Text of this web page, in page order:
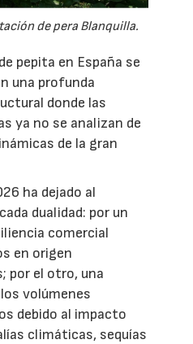
de pera Blanquilla.
pepita en España se
una profunda
donde las
ya no se analizan de
de la gran
ha dejado al
dualidad: por un
comercial
en origen
por el otro, una
volúmenes
debido al impacto
climáticas, sequías